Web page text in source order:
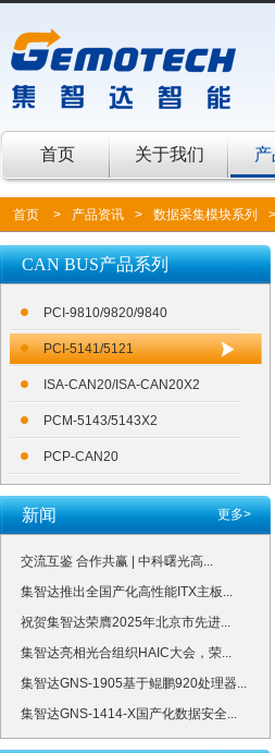
首页 关于我们
首页 > 产品资讯 > 数据采集模块系列 >
CAN BUS产品系列
PCI-9810/9820/9840
PCI-5141/5121
ISA-CAN20/ISA-CAN20X2
PCM-5143/5143X2
PCP-CAN20
更多>
新闻
交流互鉴 合作共赢 | 中科曙光高...
集智达推出全国产化高性能ITX主板...
祝贺集智达荣膺2025年北京市先进...
集智达亮相光合组织HAIC大会，荣...
集智达GNS-1905基于鲲鹏920处理器...
集智达GNS-1414-X国产化数据安全...